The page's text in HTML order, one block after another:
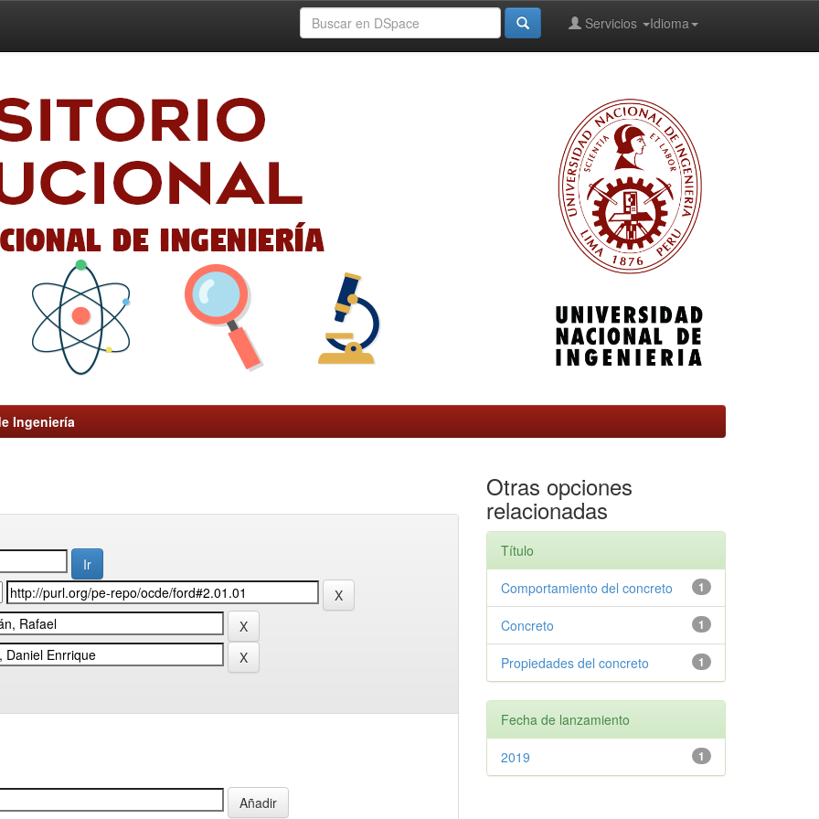
Idioma
Servicios
Ingeniería
Otras opciones
relacionadas
Título
1
Comportamiento del concreto
1
Concreto
1
Propiedades del concreto
Fecha de lanzamiento
1
2019